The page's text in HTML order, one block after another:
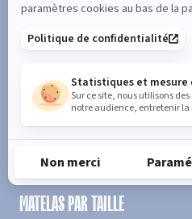
S'inscrire
En cochant cette case, vous
acceptez de recevoir notre
concernant les offres, services,
conformément à
notre politique de protection des
PRODUIT
MATELAS PAR TAILLE